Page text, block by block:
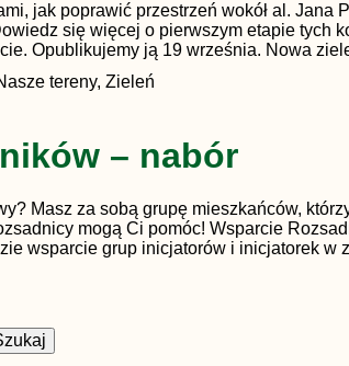
jak poprawić przestrzeń wokół al. Jana
się więcej o pierwszym etapie tych
Opublikujemy ją 19 września. Nowa
tereny, Zieleń
– nabór
Masz za sobą grupę mieszkańców,
mogą Ci pomóc! Wsparcie
wsparcie grup inicjatorów i inicjatorek